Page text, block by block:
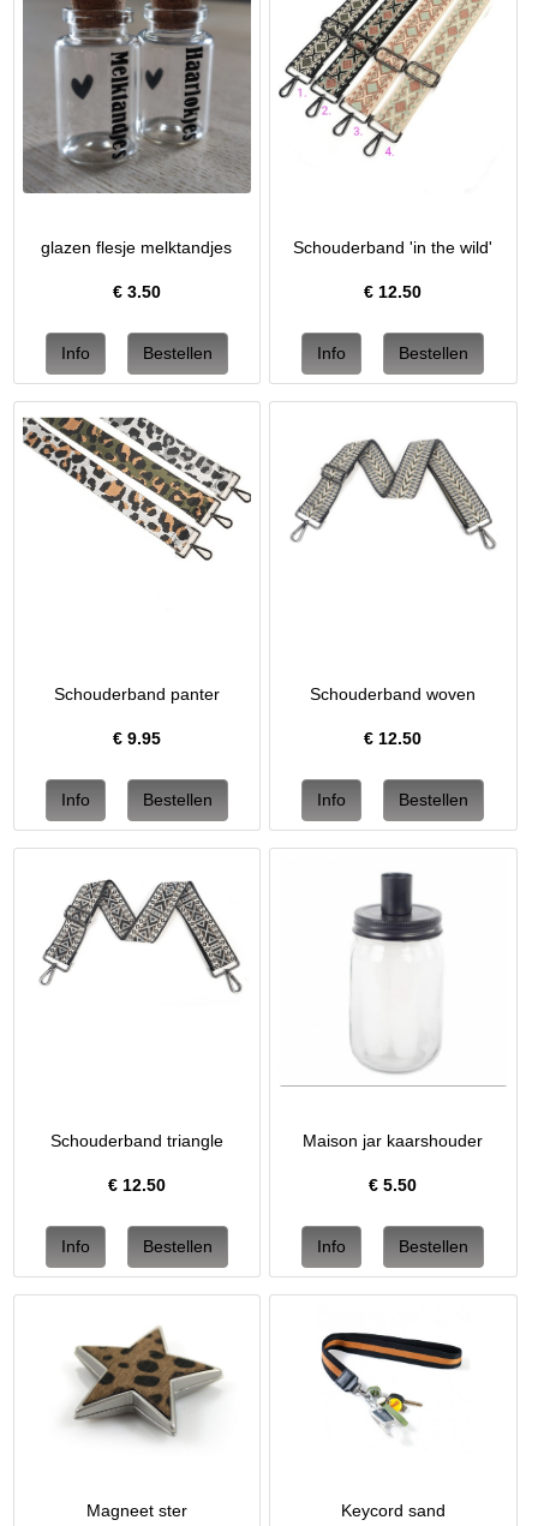
glazen flesje melktandjes
€ 3.50
Schouderband 'in the wild'
€12.50
Schouderband panter
€ 9.95
Schouderband woven
€ 12.50
Schouderband triangle
€ 12.50
Maison jar kaarshouder
€5.50
Magneet ster Keycord sand